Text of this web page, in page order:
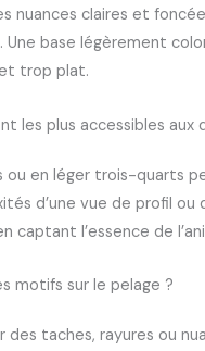
nuances claires et
Une base légèrement
trop plat.
les plus accessibles aux
ou en léger trois-quarts
d’une vue de profil ou
l’essence de
motifs sur le pelage ?
taches, rayures ou